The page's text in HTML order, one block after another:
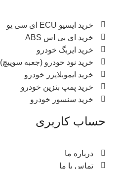
خرید ایسیو ECU ای سی یو
خرید ای بی اس ABS
خرید ایربگ خودرو
خرید نود خودرو (جعبه سوییچ)
خرید ایموبلایزر خودرو
خرید پمپ بنزین خودرو
خرید سنسور خودرو
حساب کاربری
درباره ما
تماس با ما